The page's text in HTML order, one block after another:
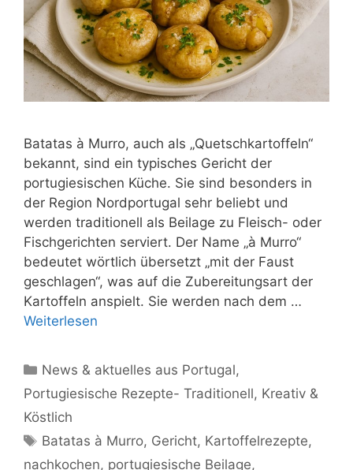
Batatas à Murro, auch als „Quetschkartoffeln“
bekannt, sind ein typisches Gericht der
portugiesischen Küche. Sie sind besonders in
der Region Nordportugal sehr beliebt und
werden traditionell als Beilage zu Fleisch- oder
Fischgerichten serviert. Der Name „à Murro“
bedeutet wörtlich übersetzt „mit der Faust
geschlagen“, was auf die Zubereitungsart der
Kartoffeln anspielt. Sie werden nach dem …
Weiterlesen
Kategorien
News & aktuelles aus Portugal,
Portugiesische Rezepte- Traditionell, Kreativ &
Köstlich
Schlagwörter
Batatas à Murro, Gericht, Kartoffelrezepte,
nachkochen, portugiesische Beilage,